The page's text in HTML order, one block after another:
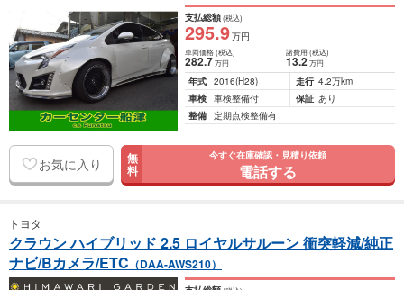
支払総額(税込)
295.9万円
車両価格(税込)
282.7万円
諸費用 (税込)
13.2 万円
年式 2016(H28) 走行 4.2万km
車検 車検整備付 保証 あり
整備 定期点検整備有
お気に入り 無
料
今すぐ在庫確認・見積り依頼
電話する
トヨタ
クラウン ハイブリッド 2.5 ロイヤルサルーン 衝突軽減/純正
ナビ/Bカメラ/ETC （DAA-AWS210）